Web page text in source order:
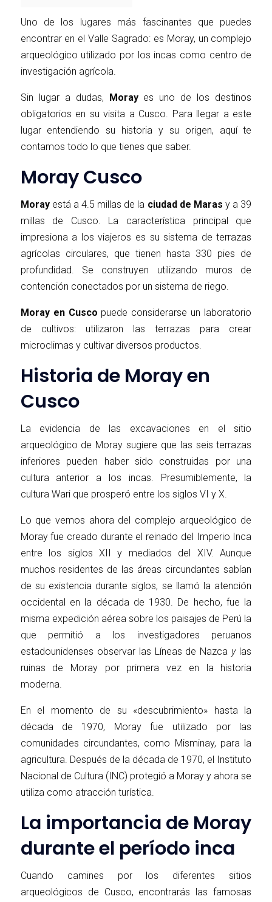
Uno de los lugares más fascinantes que puedes
encontrar en el Valle Sagrado: es Moray, un complejo
arqueológico utilizado por los incas como centro de
investigación agrícola.
Sin lugar a dudas, Morayes uno de los destinos
obligatorios en su visita a Cusco. Para llegar a este
lugar entendiendo su historia y su origen, aquí te
contamos todo lo que tienes que saber.
Moray Cusco
Morayestá a 4.5 millas de la ciudad de Maras y a 39
millas de Cusco. La característica principal que
impresiona a los viajeros es su sistema de terrazas
agrícolas circulares, que tienen hasta 330 pies de
profundidad. Se construyen utilizando muros de
contención conectados por un sistema de riego.
Moray en Cusco puede considerarse un laboratorio
de cultivos: utilizaron las terrazas para crear
microclimas y cultivar diversos productos.
Historia de Moray en
Cusco
La evidencia de las excavaciones en el sitio
arqueológico de Moray sugiere que las seis terrazas
inferiores pueden haber sido construidas por una
cultura anterior a los incas. Presumiblemente, la
cultura Wari que prosperó entre los siglos VI y X.
Lo que vemos ahora del complejo arqueológico de
Moray fue creado durante el reinado del Imperio Inca
entre los siglos XII y mediados del XIV. Aunque
muchos residentes de las áreas circundantes sabían
de su existencia durante siglos, se llamó la atención
occidental en la década de 1930. De hecho, fue la
misma expedición aérea sobre los paisajes de Perú la
que permitió a los investigadores peruanos
estadounidenses observar las Líneas de Nazca ylas
ruinas de Moray por primera vez en la historia
moderna.
En el momento de su «descubrimiento» hasta la
década de 1970, Moray fue utilizado por las
comunidades circundantes, como Misminay, para la
agricultura. Después de la década de 1970, el Instituto
Nacional de Cultura (INC) protegió a Moray y ahora se
utiliza como atracción turística.
La importancia de Moray
durante el período inca
Cuando camines por los diferentes sitios
arqueológicos de Cusco, encontrarás las famosas